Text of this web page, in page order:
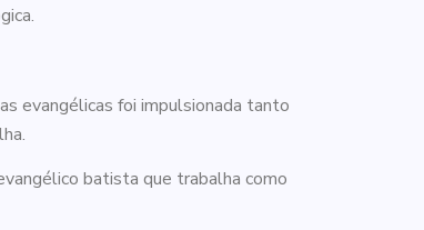
evangélicas foi impulsionada tanto
batista que trabalha como